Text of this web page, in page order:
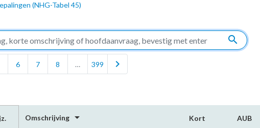
(NHG-Tabel 45)
search
6 7 8 … 399 chevron_right
Omschrijving arrow_drop_down Kort AUB